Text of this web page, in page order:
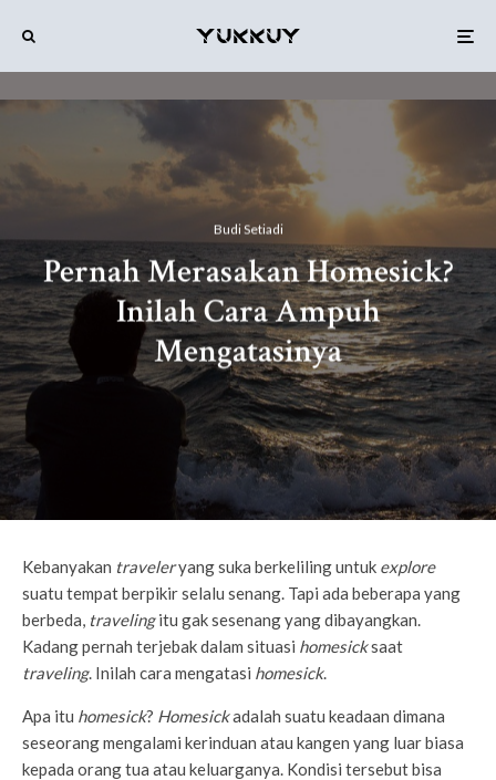
Budi Setiadi
Pernah Merasakan Homesick?
Inilah Cara Ampuh
Mengatasinya
Kebanyakan traveleryang suka berkeliling untuk explore
suatu tempat berpikir selalu senang. Tapi ada beberapa yang
berbeda, travelingitu gak sesenang yang dibayangkan.
Kadang pernah terjebak dalam situasi homesicksaat
traveling. Inilah cara mengatasi homesick.
Apa itu homesick? Homesickadalah suatu keadaan dimana
seseorang mengalami kerinduan atau kangen yang luar biasa
kepada orang tua atau keluarganya. Kondisi tersebut bisa